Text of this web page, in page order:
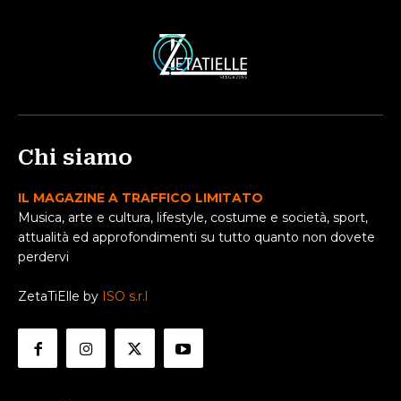
Chi siamo
IL MAGAZINE A TRAFFICO LIMITATO
Musica, arte e cultura, lifestyle, costume e società, sport,
attualità ed approfondimenti su tutto quanto non dovete
perdervi
ZetaTiElle by ISO s.r.l